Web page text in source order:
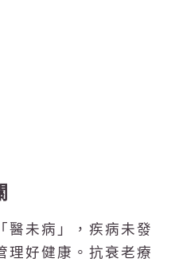
醫未病」，疾病未發
理好健康。抗衰老療